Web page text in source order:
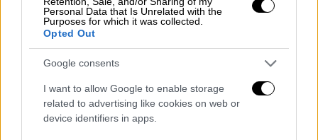
Personal Data that Is Unrelated with the
Purposes for which it was collected.
Opted Out
Google consents
I want to allow Google to enable storage
related to advertising like cookies on web or
device identifiers in apps.
ούτε να σταματήσουν τον αγώνα μας για
δικαιοσύνη μπορούν» επισημαίνει η Μαρία
Καρυστιανού και προσθέτει:
άνθρωποι φυτευτοί και κακοπροαίρετοι
σκοπό να αμαυρώσουν την καθαρή και